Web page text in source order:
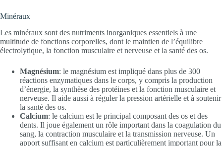
Minéraux
Les minéraux sont des nutriments inorganiques essentiels à une
multitude de fonctions corporelles, dont le maintien de l’équilibre
électrolytique, la fonction musculaire et nerveuse et la santé des os.
Magnésium: le magnésium est impliqué dans plus de 300
réactions enzymatiques dans le corps, y compris la production
d’énergie, la synthèse des protéines et la fonction musculaire et
nerveuse. Il aide aussi à réguler la pression artérielle et à soutenir
la santé des os.
Calcium: le calcium est le principal composant des os et des
dents. Il joue également un rôle important dans la coagulation du
sang, la contraction musculaire et la transmission nerveuse. Un
apport suffisant en calcium est particulièrement important pour la